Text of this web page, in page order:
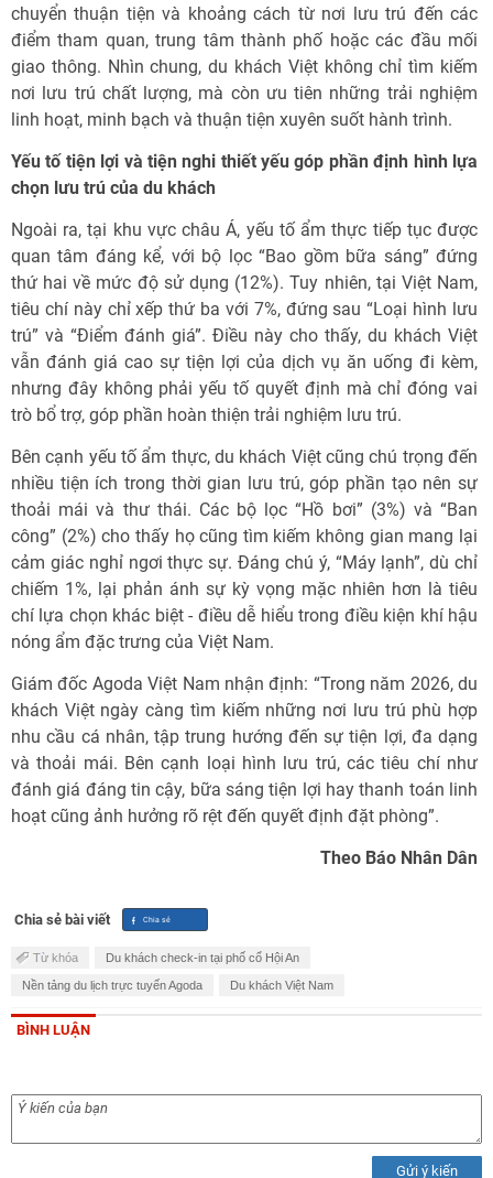
chuyển thuận tiện và khoảng cách từ nơi lưu trú đến các
điểm tham quan, trung tâm thành phố hoặc các đầu mối
giao thông. Nhìn chung, du khách Việt không chỉ tìm kiếm
nơi lưu trú chất lượng, mà còn ưu tiên những trải nghiệm
linh hoạt, minh bạch và thuận tiện xuyên suốt hành trình.
Yếu tố tiện lợi và tiện nghi thiết yếu góp phần định hình lựa
chọn lưu trú của du khách
Ngoài ra, tại khu vực châu Á, yếu tố ẩm thực tiếp tục được
quan tâm đáng kể, với bộ lọc “Bao gồm bữa sáng” đứng
thứ hai về mức độ sử dụng (12%). Tuy nhiên, tại Việt Nam,
tiêu chí này chỉ xếp thứ ba với 7%, đứng sau “Loại hình lưu
trú” và “Điểm đánh giá”. Điều này cho thấy, du khách Việt
vẫn đánh giá cao sự tiện lợi của dịch vụ ăn uống đi kèm,
nhưng đây không phải yếu tố quyết định mà chỉ đóng vai
trò bổ trợ, góp phần hoàn thiện trải nghiệm lưu trú.
Bên cạnh yếu tố ẩm thực, du khách Việt cũng chú trọng đến
nhiều tiện ích trong thời gian lưu trú, góp phần tạo nên sự
thoải mái và thư thái. Các bộ lọc “Hồ bơi” (3%) và “Ban
công” (2%) cho thấy họ cũng tìm kiếm không gian mang lại
cảm giác nghỉ ngơi thực sự. Đáng chú ý, “Máy lạnh”, dù chỉ
chiếm 1%, lại phản ánh sự kỳ vọng mặc nhiên hơn là tiêu
chí lựa chọn khác biệt - điều dễ hiểu trong điều kiện khí hậu
nóng ẩm đặc trưng của Việt Nam.
Giám đốc Agoda Việt Nam nhận định: “Trong năm 2026, du
khách Việt ngày càng tìm kiếm những nơi lưu trú phù hợp
nhu cầu cá nhân, tập trung hướng đến sự tiện lợi, đa dạng
và thoải mái. Bên cạnh loại hình lưu trú, các tiêu chí như
đánh giá đáng tin cậy, bữa sáng tiện lợi hay thanh toán linh
hoạt cũng ảnh hưởng rõ rệt đến quyết định đặt phòng”.
Theo Báo Nhân Dân
Chia sẻ bài viết
Từ khóa Du khách check-in tại phố cổ Hội An
Nền tảng du lịch trực tuyến Agoda Du khách Việt Nam
BÌNH LUẬN
Gửi ý kiến